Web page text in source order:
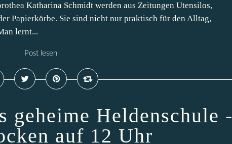
Katharina Schmidt werden aus Zeitungen Utensilos,
Papierkörbe. Sie sind nicht nur praktisch für den Alltag,
lernt...
Post lesen
geheime Heldenschule -
auf 12 Uhr